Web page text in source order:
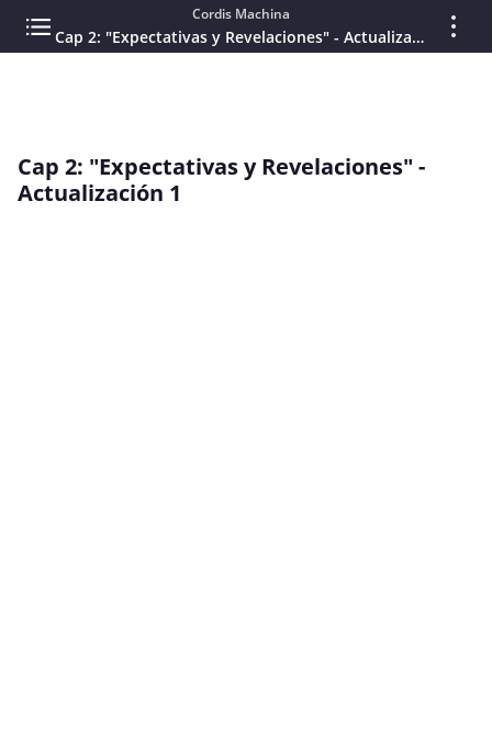
Cordis Machina
Cap 2: "Expectativas y Revelaciones" - Actualización 1
Cap 2: "Expectativas y Revelaciones" -
Actualización 1